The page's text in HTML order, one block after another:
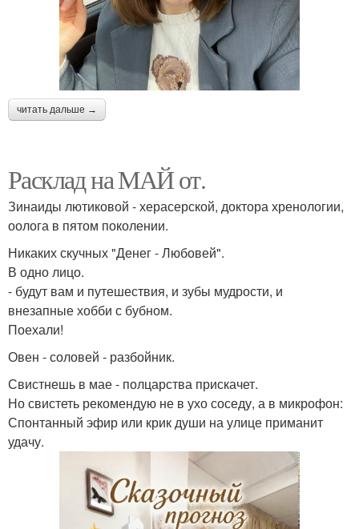
читать дальше →
Расклад на МАЙ от.
Зинаиды лютиковой - херасерской, доктора хренологии,
оолога в пятом поколении.
Никаких скучных "Денег - Любовей".
В одно лицо.
- будут вам и путешествия, и зубы мудрости, и
внезапные хобби с бубном.
Поехали!
Овен - соловей - разбойник.
Свистнешь в мае - полцарства прискачет.
Но свистеть рекомендую не в ухо соседу, а в микрофон:
Спонтанный эфир или крик души на улице приманит
удачу.